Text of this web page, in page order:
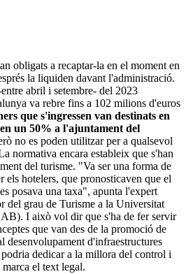
obligats a recaptar-la en el moment en
la liquiden davant l'administració.
abril i setembre- del 2023
va rebre fins a 102 milions d'euros
que s'ingressen van destinats en
un 50% a l'ajuntament del
no es poden utilitzar per a qualsevol
normativa encara estableix que s'han
del turisme. "Va ser una forma de
els hotelers, que pronosticaven que el
posava una taxa", apunta l'expert
del grau de Turisme a la Universitat
I això vol dir que s'ha de fer servir
que van des de la promoció de
desenvolupament d'infraestructures
dedicar a la millora del control i
el text legal.